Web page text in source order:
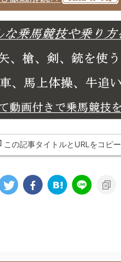
この記事タイトルとURLをコピー